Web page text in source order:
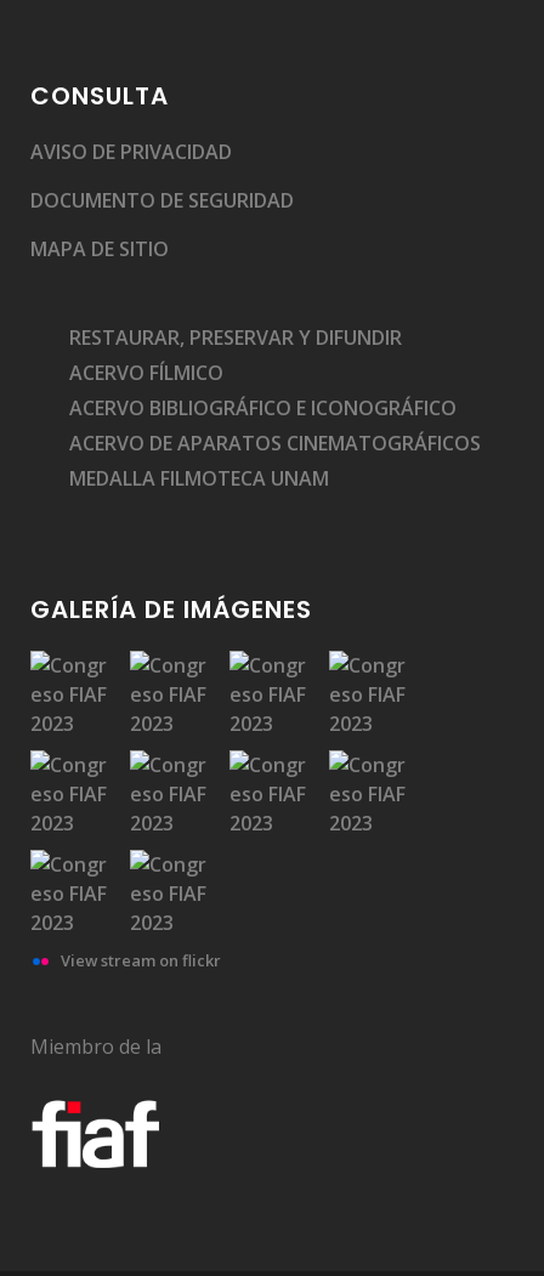
CONSULTA
AVISO DE PRIVACIDAD
DOCUMENTO DE SEGURIDAD
MAPA DE SITIO
RESTAURAR, PRESERVAR Y DIFUNDIR
ACERVO FÍLMICO
ACERVO BIBLIOGRÁFICO E ICONOGRÁFICO
ACERVO DE APARATOS CINEMATOGRÁFICOS
MEDALLA FILMOTECA UNAM
GALERÍA DE IMÁGENES
View stream on flickr
Miembro de la